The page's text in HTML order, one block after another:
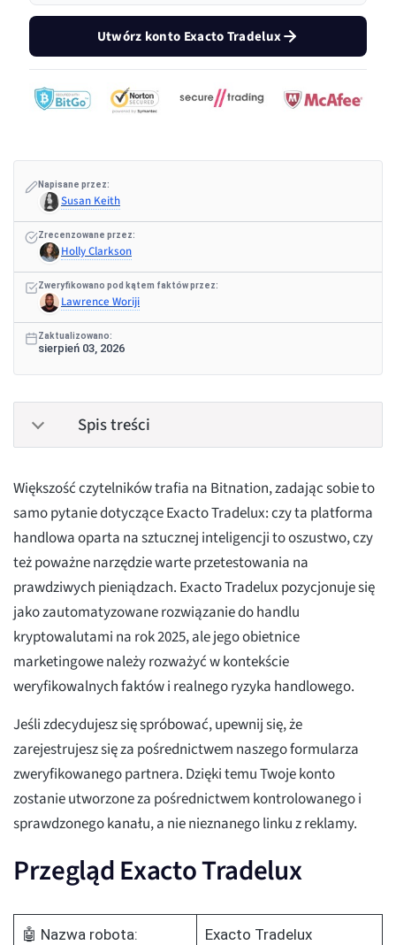
Utwórz konto Exacto Tradelux
Napisane przez:
Susan Keith
Zrecenzowane przez:
Holly Clarkson
Zweryfikowano pod kątem faktów przez:
Lawrence Woriji
Zaktualizowano:
sierpień 03, 2026
Spis treści
Większość czytelników trafia na Bitnation, zadając sobie to
samo pytanie dotyczące Exacto Tradelux: czy ta platforma
handlowa oparta na sztucznej inteligencji to oszustwo, czy
też poważne narzędzie warte przetestowania na
prawdziwych pieniądzach. Exacto Tradelux pozycjonuje się
jako zautomatyzowane rozwiązanie do handlu
kryptowalutami na rok 2025, ale jego obietnice
marketingowe należy rozważyć w kontekście
weryfikowalnych faktów i realnego ryzyka handlowego.
Jeśli zdecydujesz się spróbować, upewnij się, że
zarejestrujesz się za pośrednictwem naszego formularza
zweryfikowanego partnera. Dzięki temu Twoje konto
zostanie utworzone za pośrednictwem kontrolowanego i
sprawdzonego kanału, a nie nieznanego linku z reklamy.
Przegląd Exacto Tradelux
🤖 Nazwa robota: Exacto Tradelux